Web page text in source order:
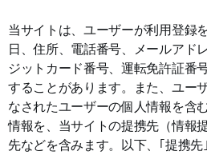
当サイトは、ユーザーが利用登録
日、住所、電話番号、メールアド
ジットカード番号、運転免許証番
することがあります。また、ユー
なされたユーザーの個人情報を含
情報を、当サイトの提携先（情報
先などを含みます。以下、｢提携